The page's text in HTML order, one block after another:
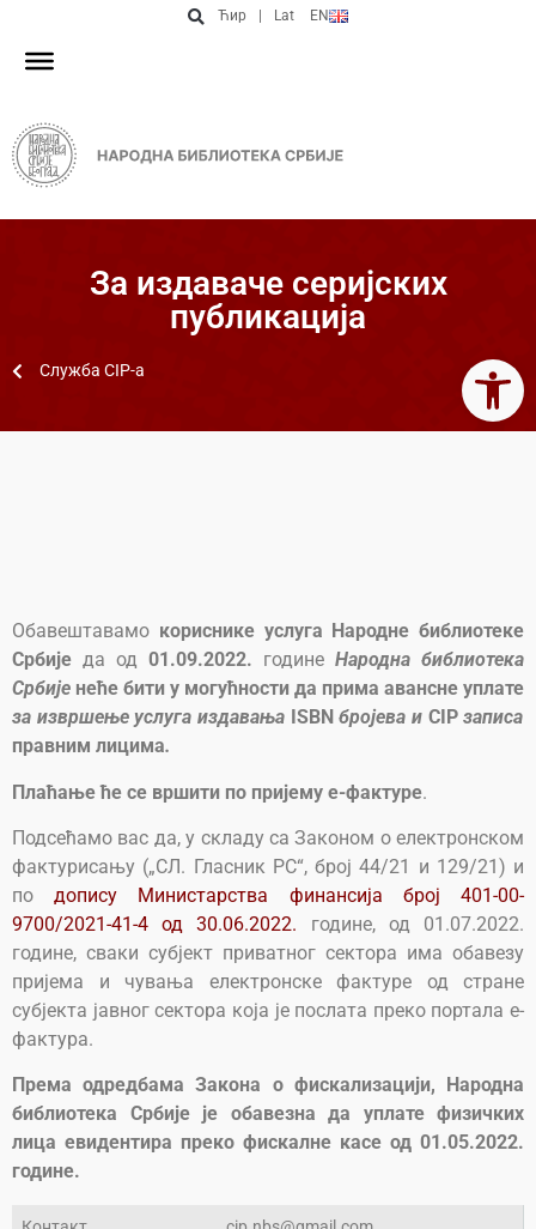
Ћир Lat EN
За издаваче серијских
публикација
Служба CIP-a
Обавештавамо кориснике услуга Народне библиотеке
Србије да од 01.09.2022. године Народна библиотека
Србије неће бити у могућности да прима авансне уплате
за извршење услуга издавања ISBNбројева и CIPзаписа
правним лицима.
Плаћање ће се вршити по пријему е-фактуре.
Подсећамо вас да, у складу са Законом о електронском
фактурисању („СЛ. Гласник РС“, број 44/21 и 129/21) и
подопису Министарства финансија број 401-00-
9700/2021-41-4 од 30.06.2022. године, од 01.07.2022.
године, сваки субјект приватног сектора има обавезу
пријема и чувања електронске фактуре од стране
субјекта јавног сектора која је послата преко портала е-
фактура.
Према одредбама Закона о фискализацији, Народна
библиотека Србије је обавезна да уплате физичких
лица евидентира преко фискалне касе од 01.05.2022.
године.